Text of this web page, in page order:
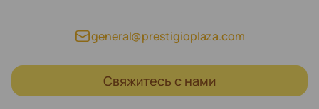
general@prestigioplaza.com
Свяжитесь с нами